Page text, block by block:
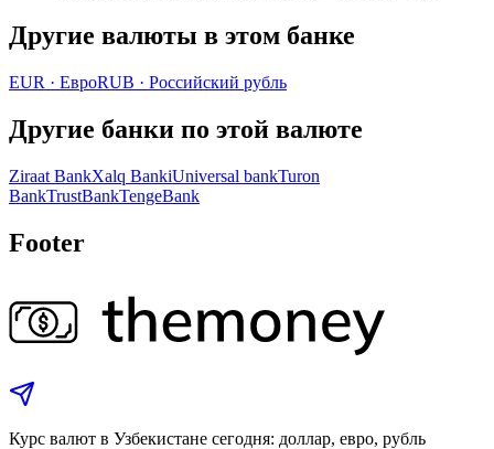
Другие валюты в этом банке
EUR · ЕвроRUB · Российский рубль
Другие банки по этой валюте
Ziraat BankXalq BankiUniversal bankTuron
BankTrustBankTengeBank
Footer
Курс валют в Узбекистане сегодня: доллар, евро, рубль